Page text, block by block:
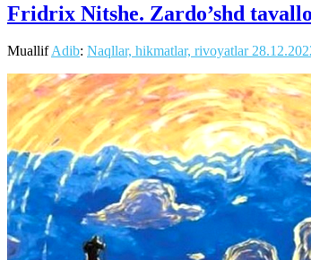
Fridrix Nitshe. Zardo’shd
MuallifAdib: Naqllar, hikmatlar, rivoyatlar